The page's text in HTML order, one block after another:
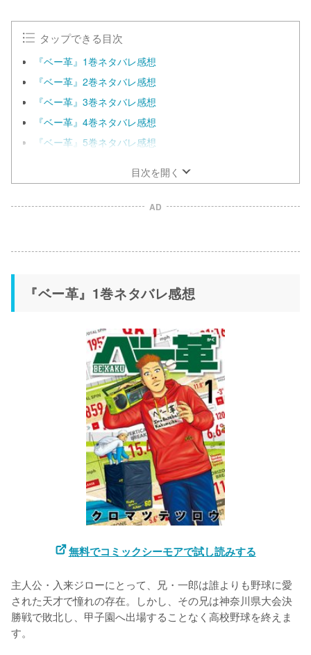
タップできる目次
『ベー革』1巻ネタバレ感想
『ベー革』2巻ネタバレ感想
『ベー革』3巻ネタバレ感想
『ベー革』4巻ネタバレ感想
『ベー革』5巻ネタバレ感想
目次を開く
AD
『ベー革』1巻ネタバレ感想
無料でコミックシーモアで試し読みする
主人公・入来ジローにとって、兄・一郎は誰よりも野球に愛
された天才で憧れの存在。しかし、その兄は神奈川県大会決
勝戦で敗北し、甲子園へ出場することなく高校野球を終えま
す。